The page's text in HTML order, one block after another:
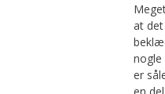
at
nogle
er
en